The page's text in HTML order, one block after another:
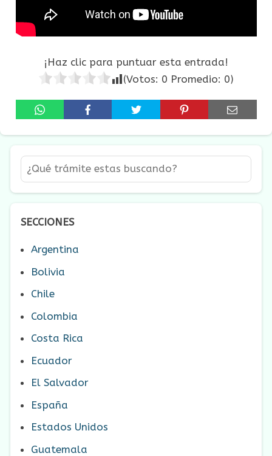
¡Haz clic para puntuar esta entrada!
(Votos: 0 Promedio: 0)
SECCIONES
Argentina
Bolivia
Chile
Colombia
Costa Rica
Ecuador
El Salvador
España
Estados Unidos
Guatemala